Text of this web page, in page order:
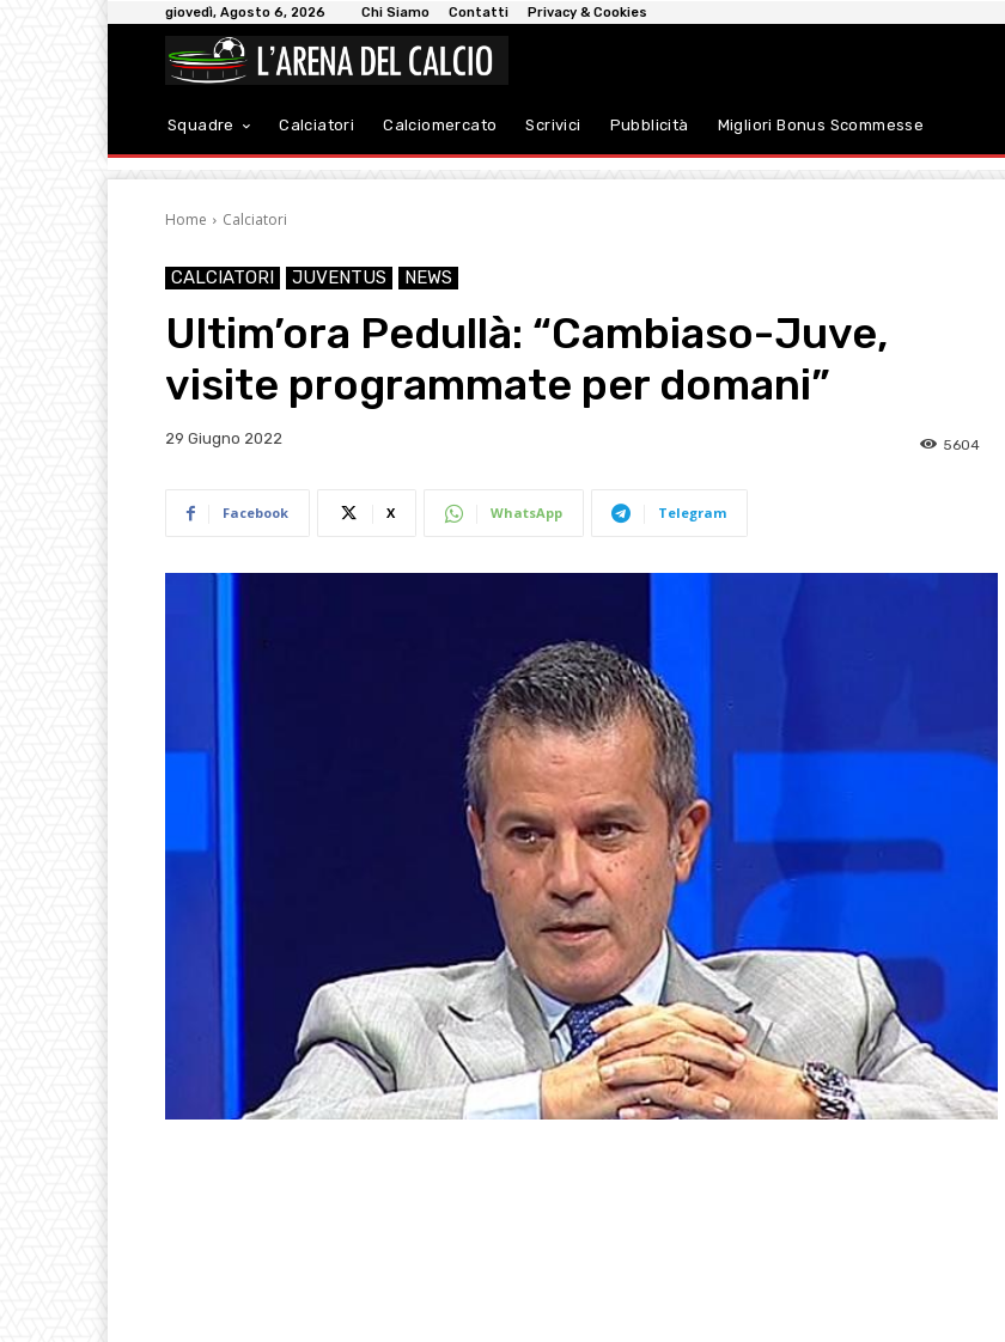
giovedì, Agosto 6, 2026 Chi Siamo Contatti Privacy & Cookies
Squadre Calciatori Calciomercato Scrivici Pubblicità Migliori Bonus Scommesse
Home Calciatori
CALCIATORI JUVENTUS NEWS
Ultim’ora Pedullà: “Cambiaso-Juve,
visite programmate per domani”
29 Giugno 2022 5604
Facebook X WhatsApp Telegram